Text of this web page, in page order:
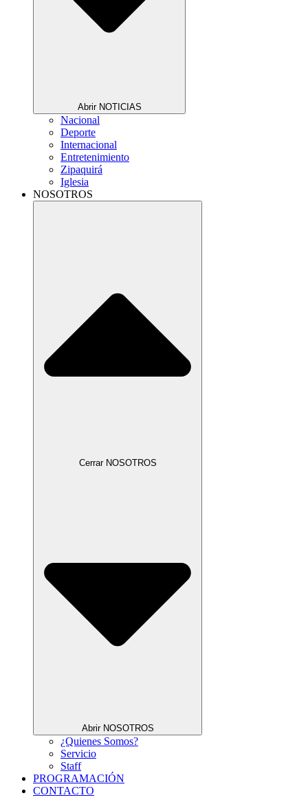
Abrir NOTICIAS
Nacional
Deporte
Internacional
Entretenimiento
Zipaquirá
Iglesia
NOSOTROS
Cerrar NOSOTROS
Abrir NOSOTROS
¿Quienes Somos?
Servicio
Staff
PROGRAMACIÓN
CONTACTO